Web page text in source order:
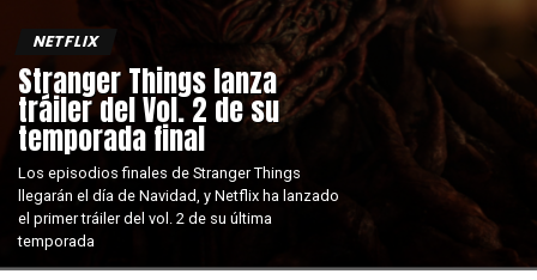
NETFLIX
Stranger Things lanza
tráiler del Vol. 2 de su
temporada final
Los episodios finales de Stranger Things
llegarán el día de Navidad, y Netflix ha lanzado
el primer tráiler del vol. 2 de su última
temporada